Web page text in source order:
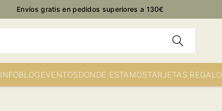
Envíos gratis en pedidos superiores a 130€
INFOBLOGEVENTOSDONDE ESTAMOSTARJETAS REGALO